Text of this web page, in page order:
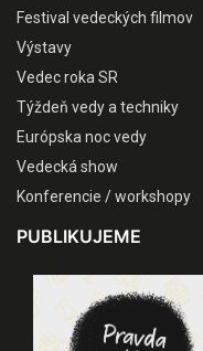
Festival vedeckých filmov
Výstavy
Vedec roka SR
Týždeň vedy a techniky
Európska noc vedy
Vedecká show
Konferencie / workshopy
PUBLIKUJEME